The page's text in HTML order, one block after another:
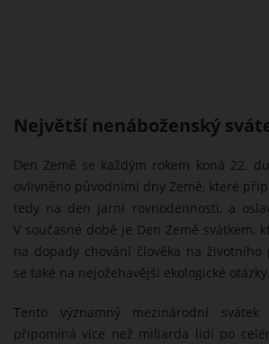
Největší nenáboženský
Den Země se každým rokem koná 22.
ovlivněno původními dny Země, které
tedy na den jarní rovnodennosti, a
V současné době je Den Země svátkem,
na dopady chování člověka na životního
se také na nejožehavější ekologické otázky.
Tento významný mezinárodní
připomíná více než miliarda lidí po